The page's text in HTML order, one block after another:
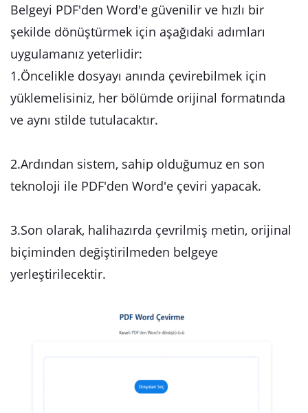
Belgeyi PDF'den Word'e güvenilir ve hızlı bir
şekilde dönüştürmek için aşağıdaki adımları
uygulamanız yeterlidir:
1.Öncelikle dosyayı anında çevirebilmek için
yüklemelisiniz, her bölümde orijinal formatında
ve aynı stilde tutulacaktır.
2.Ardından sistem, sahip olduğumuz en son
teknoloji ile PDF'den Word'e çeviri yapacak.
3.Son olarak, halihazırda çevrilmiş metin, orijinal
biçiminden değiştirilmeden belgeye
yerleştirilecektir.